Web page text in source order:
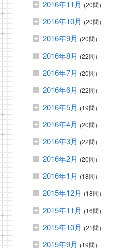
2016年11月 (20問）
2016年10月 (20問）
2016年9月 (20問）
2016年8月 (22問）
2016年7月 (20問）
2016年6月 (22問）
2016年5月 (19問）
2016年4月 (20問）
2016年3月 (22問）
2016年2月 (20問）
2016年1月 (18問）
2015年12月 (18問）
2015年11月 (16問）
2015年10月 (21問）
2015年9月 (19問）